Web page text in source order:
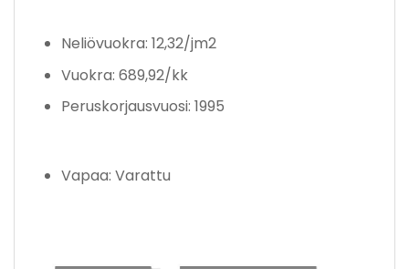
Neliövuokra: 12,32/jm2
Vuokra: 689,92/kk
Peruskorjausvuosi: 1995
Vapaa: Varattu